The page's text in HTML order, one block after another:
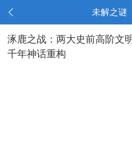
未解之谜
涿鹿之战：两大史前高阶文
千年神话重构